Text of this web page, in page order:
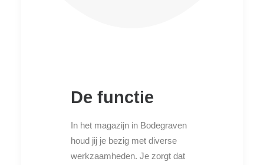
De functie
In het magazijn in Bodegraven
houd jij je bezig met diverse
werkzaamheden. Je zorgt dat